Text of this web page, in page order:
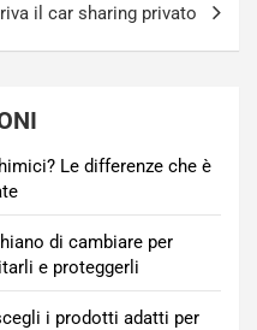
il car sharing privato
Le differenze che è
di cambiare per
e proteggerli
i prodotti adatti per